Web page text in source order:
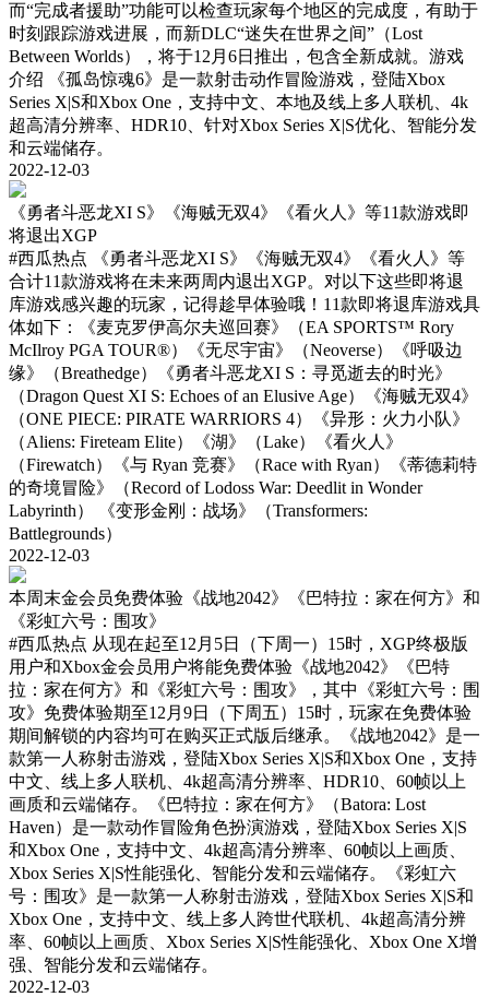
而“完成者援助”功能可以检查玩家每个地区的完成度，有助于
时刻跟踪游戏进展，而新DLC“迷失在世界之间”（Lost
Between Worlds），将于12月6日推出，包含全新成就。游戏
介绍 《孤岛惊魂6》是一款射击动作冒险游戏，登陆Xbox
Series X|S和Xbox One，支持中文、本地及线上多人联机、4k
超高清分辨率、HDR10、针对Xbox Series X|S优化、智能分发
和云端储存。
2022-12-03
《勇者斗恶龙XI S》《海贼无双4》《看火人》等11款游戏即
将退出XGP
#西瓜热点
《勇者斗恶龙XI S》《海贼无双4》《看火人》等
合计11款游戏将在未来两周内退出XGP。对以下这些即将退
库游戏感兴趣的玩家，记得趁早体验哦！11款即将退库游戏具
体如下：《麦克罗伊高尔夫巡回赛》（EA SPORTS™ Rory
McIlroy PGA TOUR®）《无尽宇宙》（Neoverse）《呼吸边
缘》（Breathedge）《勇者斗恶龙XI S：寻觅逝去的时光》
（Dragon Quest XI S: Echoes of an Elusive Age）《海贼无双4》
（ONE PIECE: PIRATE WARRIORS 4）《异形：火力小队》
（Aliens: Fireteam Elite）《湖》（Lake）《看火人》
（Firewatch）《与 Ryan 竞赛》（Race with Ryan）《蒂德莉特
的奇境冒险》（Record of Lodoss War: Deedlit in Wonder
Labyrinth） 《变形金刚：战场》（Transformers:
Battlegrounds）
2022-12-03
本周末金会员免费体验《战地2042》《巴特拉：家在何方》和
《彩虹六号：围攻》
#西瓜热点 从现在起至12月5日（下周一）15时，XGP终极版
用户和Xbox金会员用户将能免费体验《战地2042》《巴特
拉：家在何方》和《彩虹六号：围攻》，其中《彩虹六号：围
攻》免费体验期至12月9日（下周五）15时，玩家在免费体验
期间解锁的内容均可在购买正式版后继承。《战地2042》是一
款第一人称射击游戏，登陆Xbox Series X|S和Xbox One，支持
中文、线上多人联机、4k超高清分辨率、HDR10、60帧以上
画质和云端储存。《巴特拉：家在何方》（Batora: Lost
Haven）是一款动作冒险角色扮演游戏，登陆Xbox Series X|S
和Xbox One，支持中文、4k超高清分辨率、60帧以上画质、
Xbox Series X|S性能强化、智能分发和云端储存。《彩虹六
号：围攻》是一款第一人称射击游戏，登陆Xbox Series X|S和
Xbox One，支持中文、线上多人跨世代联机、4k超高清分辨
率、60帧以上画质、Xbox Series X|S性能强化、Xbox One X增
强、智能分发和云端储存。
2022-12-03